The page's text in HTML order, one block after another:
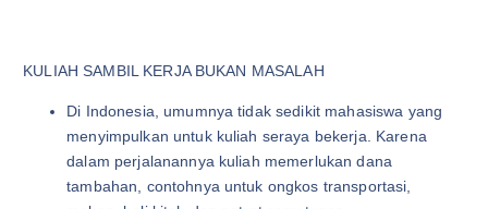
KULIAH SAMBIL KERJA BUKAN MASALAH
Di Indonesia, umumnya tidak sedikit mahasiswa yang
menyimpulkan untuk kuliah seraya bekerja. Karena
dalam perjalanannya kuliah memerlukan dana
tambahan, contohnya untuk ongkos transportasi,